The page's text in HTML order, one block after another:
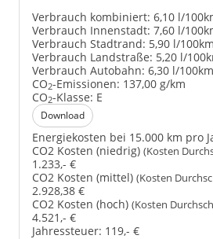
Verbrauch kombiniert: 6,10 l/
Verbrauch Innenstadt: 7,60 l/
Verbrauch Stadtrand: 5,90 l/100km
Verbrauch Landstraße: 5,20 l/
Verbrauch Autobahn: 6,30 l/100km
CO2-Emissionen: 137,00 g/km
CO2-Klasse: E
Download
Energiekosten bei 15.000 km pro
CO2 Kosten (niedrig) (Kosten
1.233,- €
CO2 Kosten (mittel) (Kosten
2.928,38 €
CO2 Kosten (hoch) (Kosten
4.521,- €
Jahressteuer: 119,- €